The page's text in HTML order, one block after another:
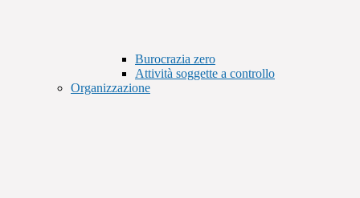
Burocrazia zero
Attività soggette a controllo
Organizzazione